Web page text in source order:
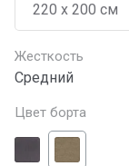
Жесткость
Средний
Цвет борта